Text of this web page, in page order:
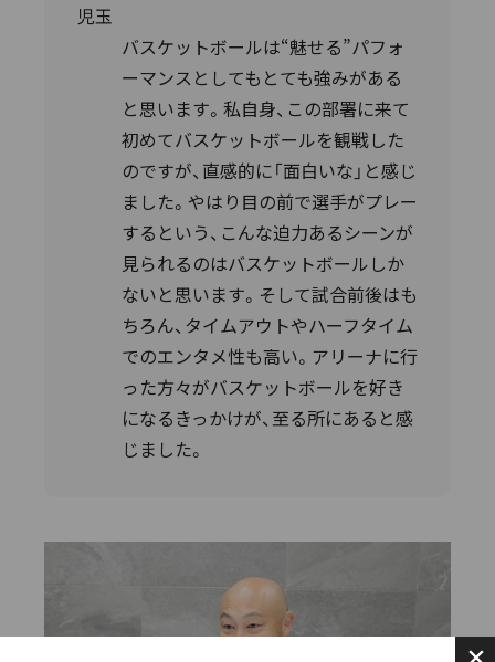
児玉
バスケットボールは“魅せる”パフォ
ーマンスとしてもとても強みがある
と思います。私自身、この部署に来て
初めてバスケットボールを観戦した
のですが、直感的に「面白いな」と感じ
ました。やはり目の前で選手がプレー
するという、こんな迫力あるシーンが
見られるのはバスケットボールしか
ないと思います。そして試合前後はも
ちろん、タイムアウトやハーフタイム
でのエンタメ性も高い。アリーナに行
った方々がバスケットボールを好き
になるきっかけが、至る所にあると感
じました。